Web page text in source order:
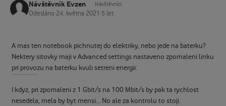
Návštěvník Evzen Návštěvníci
Odesláno 24. května 2021 5 let
A mas ten notebook pichnutej do elektriky, nebo jede na baterku?
Nektery sitovky maji v Advanced settings nastaveno zpomaleni linku
pri provozu na baterku kvuli setreni energii:
I kdyz, pri zpomaleni z 1 Gbit/s na 100 Mbit/s by pak ta rychlost
nesedela, mela by byt mensi... No ale za kontrolu to stoji.